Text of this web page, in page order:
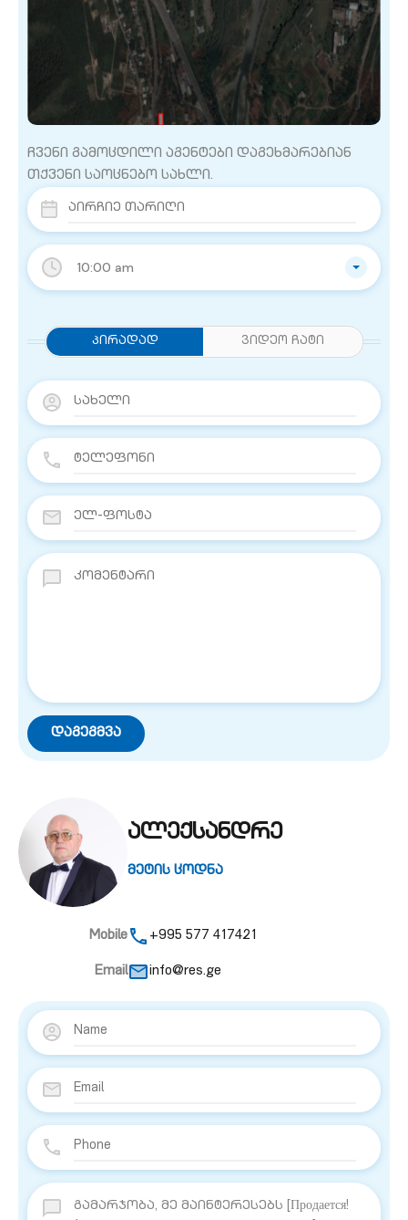
10:00 am
Პირადად ვიდეო ჩატი
ჩვენი გამოცდილი აგენტები დაგეხმარებიან
თქვენი საოცნებო სახლი.
ალექსანდრე
მეტის ცოდნა
Mobile +995 577 417421
Email info@res.ge